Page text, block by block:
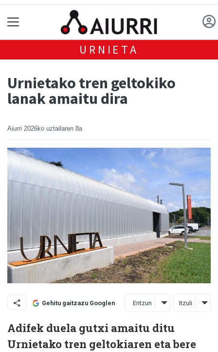
URNIETA
Urnietako tren geltokiko
lanak amaitu dira
Aiurri 2026ko uztailaren 8a
Gehitu gaitzazu Googlen Entzun Itzuli
Adifek duela gutxi amaitu ditu
Urnietako tren geltokiaren eta bere